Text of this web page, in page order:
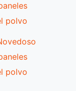
polvo
polvo